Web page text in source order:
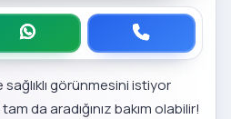
görünmesini istiyor
tam da aradığınız bakım olabilir!